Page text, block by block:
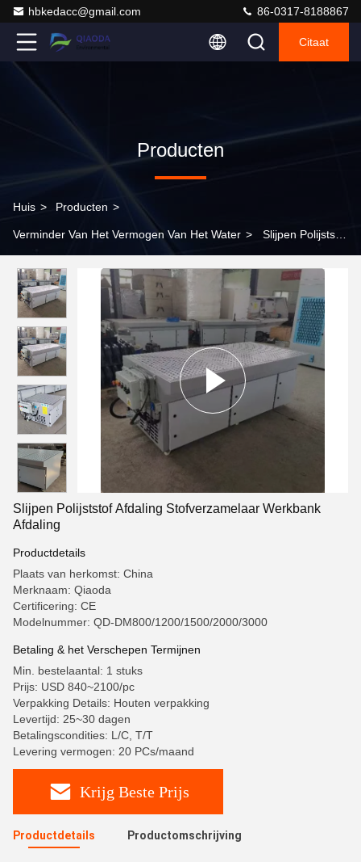
hbkedacc@gmail.com 86-0317-8188867
Citaat
Producten
Huis > Producten >
Verminder Van Het Vermogen Van Het Water > Slijpen Polijststof
Slijpen Polijststof Afdaling Stofverzamelaar Werkbank
Afdaling
Productdetails
Plaats van herkomst: China
Merknaam: Qiaoda
Certificering: CE
Modelnummer: QD-DM800/1200/1500/2000/3000
Betaling & het Verschepen Termijnen
Min. bestelaantal: 1 stuks
Prijs: USD 840~2100/pc
Verpakking Details: Houten verpakking
Levertijd: 25~30 dagen
Betalingscondities: L/C, T/T
Levering vermogen: 20 PCs/maand
Krijg Beste Prijs
Productdetails Productomschrijving